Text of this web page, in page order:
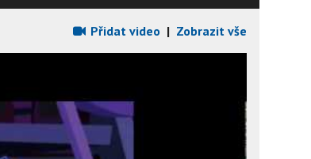
Přidat video | Zobrazit vše